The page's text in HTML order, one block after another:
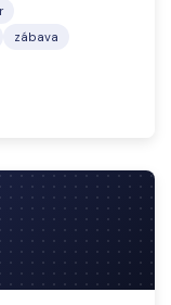
zábava